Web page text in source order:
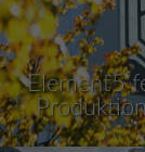
Element5